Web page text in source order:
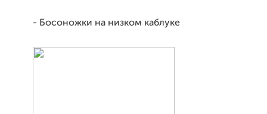
- Босоножки на низком каблуке